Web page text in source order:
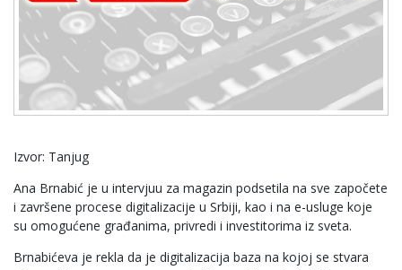
Izvor: Tanjug
Ana Brnabić je u intervjuu za magazin podsetila na sve započete
i završene procese digitalizacije u Srbiji, kao i na e-usluge koje
su omogućene građanima, privredi i investitorima iz sveta.
Brnabićeva je rekla da je digitalizacija baza na kojoj se stvara